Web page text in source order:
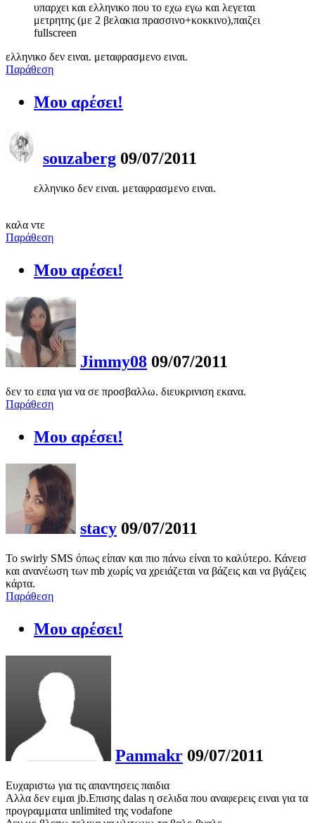
υπαρχει και ελληνικο που το εχω εγω και λεγεται
μετρητης (με 2 βελακια πρασσινο+κοκκινο),παιζει
fullscreen
ελληνικο δεν ειναι. μεταφρασμενο ειναι.
Παράθεση
Μου αρέσει!
souzaberg 09/07/2011
ελληνικο δεν ειναι. μεταφρασμενο ειναι.
καλα ντε
Παράθεση
Μου αρέσει!
Jimmy08 09/07/2011
δεν το ειπα για να σε προσβαλλω. διευκρινιση εκανα.
Παράθεση
Μου αρέσει!
stacy 09/07/2011
Το swirly SMS όπως είπαν και πιο πάνω είναι το καλύτερο. Κάνεισ
και ανανέωση των mb χωρίς να χρειάζεται να βάζεις και να βγάζεις
κάρτα.
Παράθεση
Μου αρέσει!
Panmakr 09/07/2011
Ευχαριστω για τις απαντησεις παιδια
Αλλα δεν ειμαι jb.Επισης dalas η σελιδα που αναφερεις ειναι για τα
προγραμματα unlimited της vodafone